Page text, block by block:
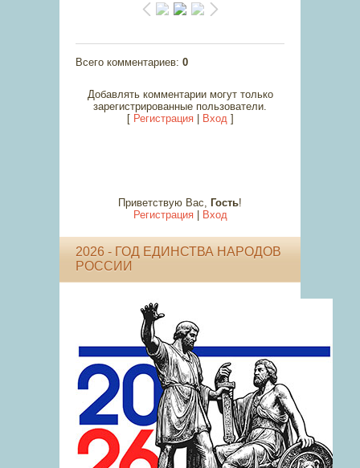
Всего комментариев: 0
Добавлять комментарии могут только
зарегистрированные пользователи.
[ Регистрация| Вход ]
Приветствую Вас Гость!
Регистрация| Вход
2026 - ГОД ЕДИНСТВА НАРОДОВ
РОССИИ